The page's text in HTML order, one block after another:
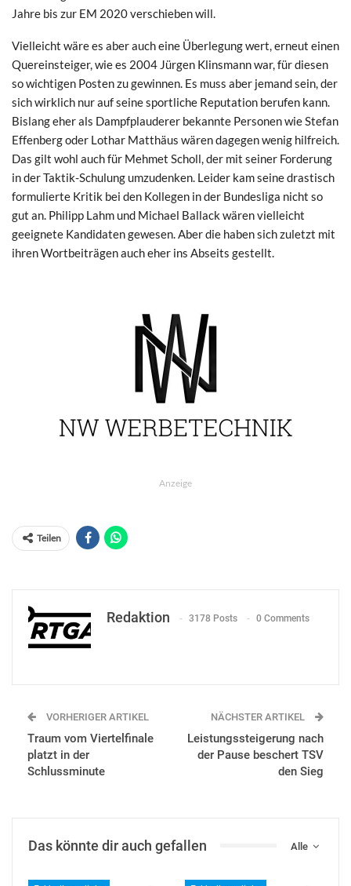
Jahre bis zur EM 2020 verschieben will.
Vielleicht wäre es aber auch eine Überlegung wert, erneut einen
Quereinsteiger, wie es 2004 Jürgen Klinsmann war, für diesen
so wichtigen Posten zu gewinnen. Es muss aber jemand sein, der
sich wirklich nur auf seine sportliche Reputation berufen kann.
Bislang eher als Dampfplauderer bekannte Personen wie Stefan
Effenberg oder Lothar Matthäus wären dagegen wenig hilfreich.
Das gilt wohl auch für Mehmet Scholl, der mit seiner Forderung
in der Taktik-Schulung umzudenken. Leider kam seine drastisch
formulierte Kritik bei den Kollegen in der Bundesliga nicht so
gut an. Philipp Lahm und Michael Ballack wären vielleicht
geeignete Kandidaten gewesen. Aber die haben sich zuletzt mit
ihren Wortbeiträgen auch eher ins Abseits gestellt.
Anzeige
Teilen
Redaktion 3178 Posts 0 Comments
VORHERIGER ARTIKEL
Traum vom Viertelfinale
platzt in der
Schlussminute
NÄCHSTER ARTIKEL
Leistungssteigerung nach
der Pause beschert TSV
den Sieg
Alle
Das könnte dir auch gefallen